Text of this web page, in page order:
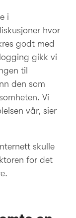
i
hvor
godt med
gikk vi
til
den som
Vi
vår, sier
skulle
for det